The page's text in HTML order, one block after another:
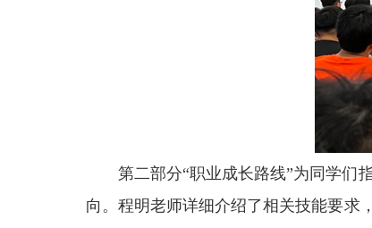
第二部分“职业成长路线”为同学们
向。程明老师详细介绍了相关技能要求